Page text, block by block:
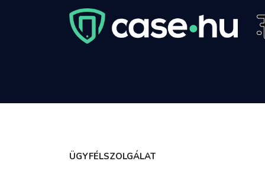
ÜGYFÉLSZOLGÁLAT